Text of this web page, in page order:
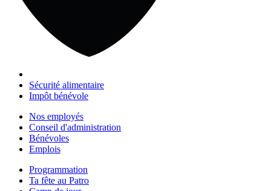
Sécurité alimentaire
Impôt bénévole
Nos employés
Conseil d'administration
Bénévoles
Emplois
Programmation
Ta fête au Patro